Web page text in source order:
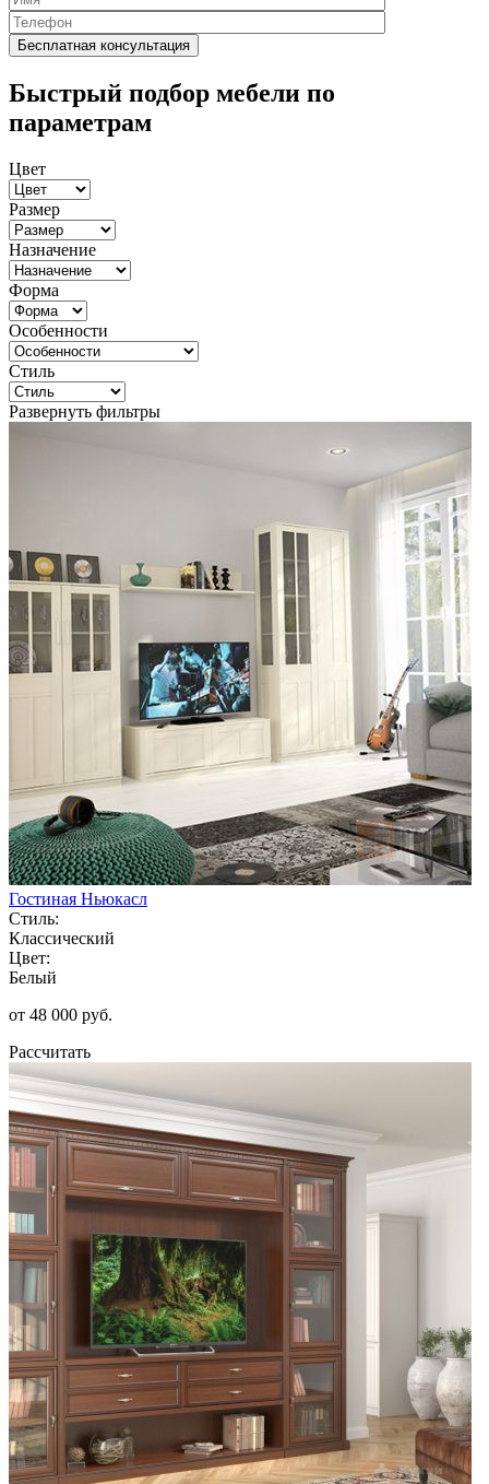
Быстрый подбор мебели по
параметрам
Цвет
Размер
Назначение
Форма
Особенности
Стиль
Развернуть фильтры
Гостиная Ньюкасл
Стиль:
Классический
Цвет:
Белый
от 48 000 руб.
Рассчитать